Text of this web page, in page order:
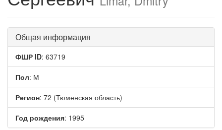
Общая информация
ФШР ID: 63719
Пол: М
Регион: 72 (Тюменская область)
Год рождения: 1995